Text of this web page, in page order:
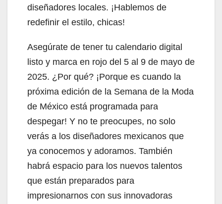
diseñadores locales. ¡Hablemos de
redefinir el estilo, chicas!
Asegúrate de tener tu calendario digital
listo y marca en rojo del 5 al 9 de mayo de
2025. ¿Por qué? ¡Porque es cuando la
próxima edición de la Semana de la Moda
de México está programada para
despegar! Y no te preocupes, no solo
verás a los diseñadores mexicanos que
ya conocemos y adoramos. También
habrá espacio para los nuevos talentos
que están preparados para
impresionarnos con sus innovadoras